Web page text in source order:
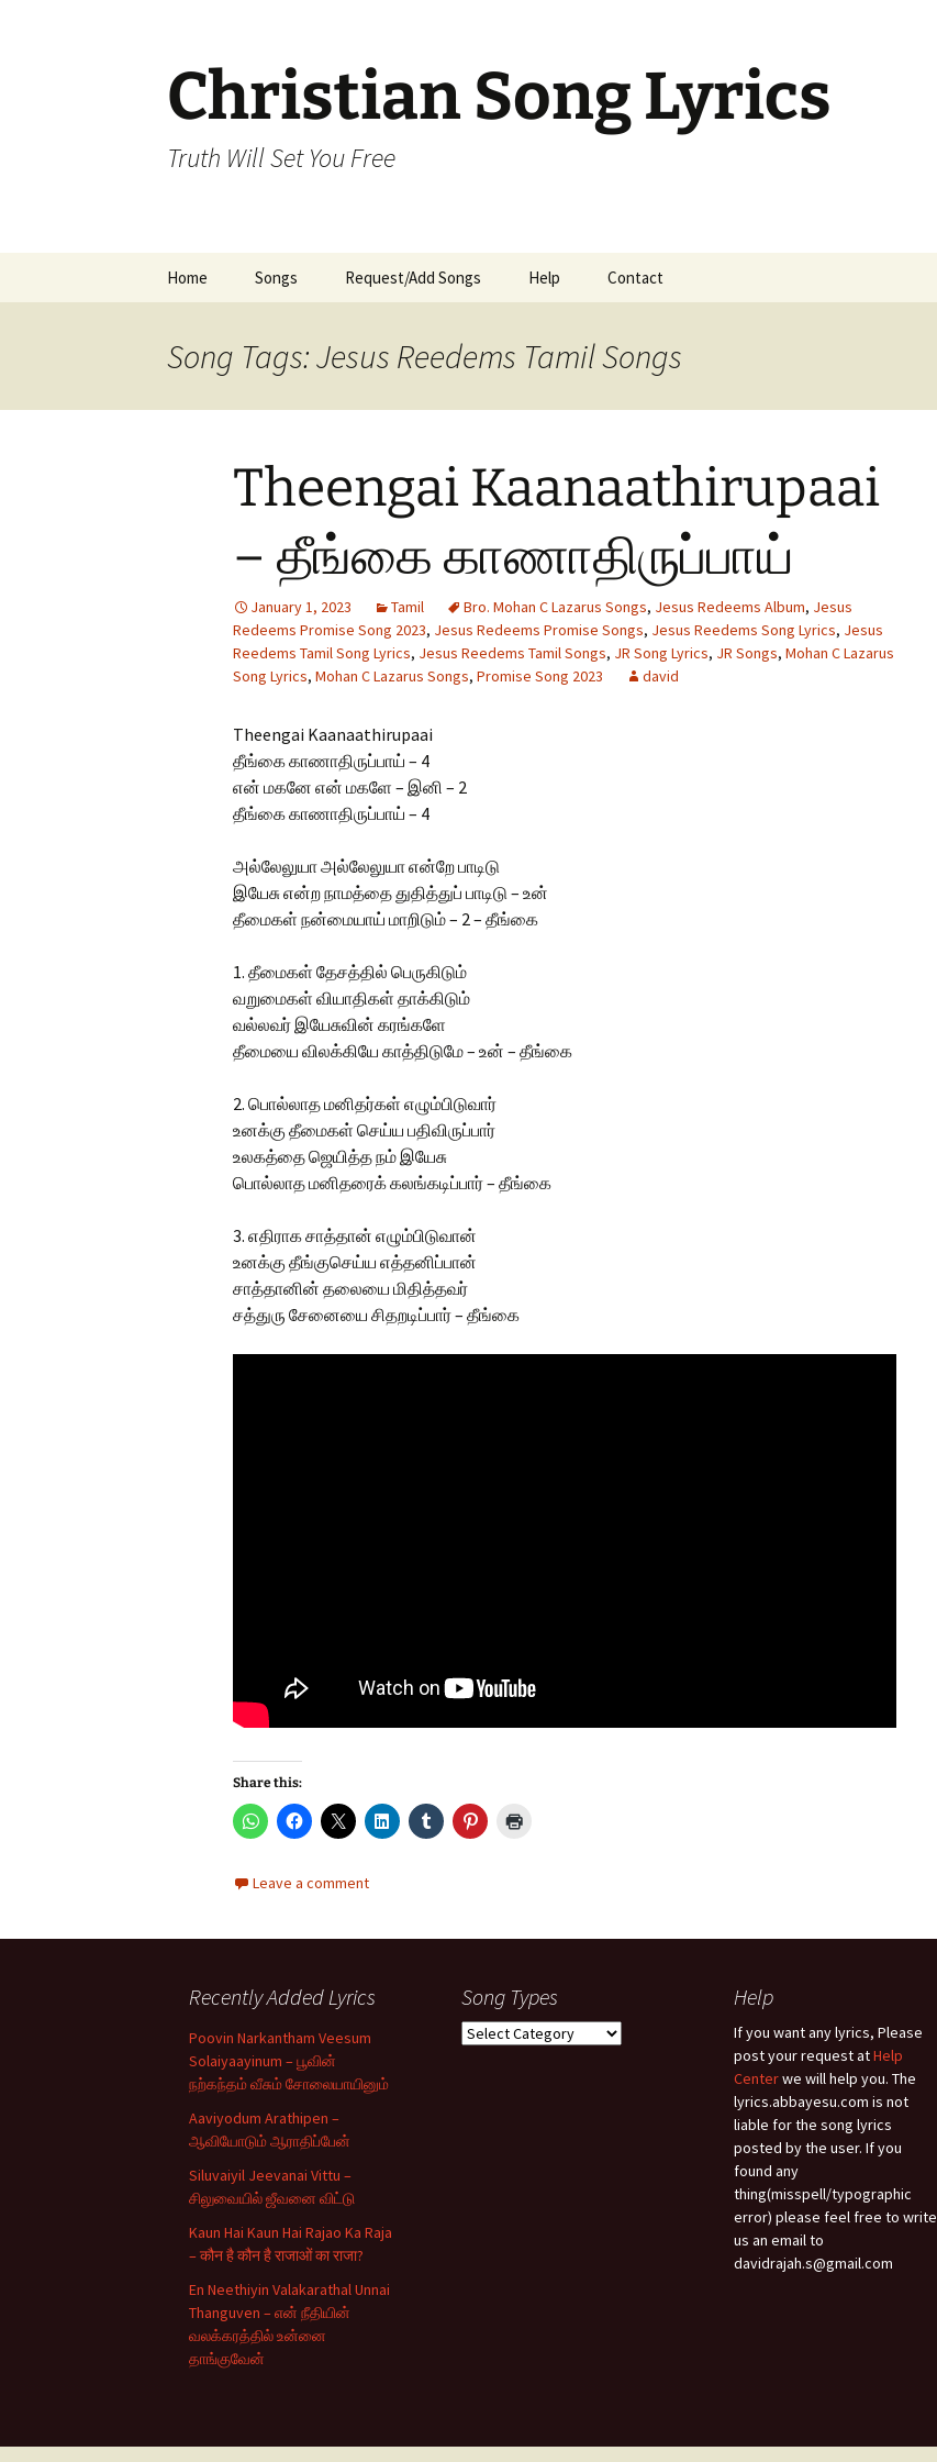
Christian Song Lyrics
Truth Will Set You Free
Home Songs
Malayalam Songs
Telugu Songs
English Songs English Sunday Class
Request/Add Songs Help Contact
Song Tags: Jesus Reedems Tamil Songs
Theengai Kaanaathirupaai
– தீங்கை காணாதிருப்பாய்
January 1, 2023 Tamil Bro. Mohan C Lazarus Songs, Jesus Redeems Album, Jesus
Redeems Promise Song 2023, Jesus Redeems Promise Songs, Jesus Reedems Song Lyrics, Jesus
Reedems Tamil Song Lyrics, Jesus Reedems Tamil Songs, JR Song Lyrics, JR Songs, Mohan C Lazarus
Song Lyrics, Mohan C Lazarus Songs, Promise Song 2023 david
Theengai Kaanaathirupaai
தீங்கை காணாதிருப்பாய் – 4
என் மகனே என் மகளே – இனி – 2
தீங்கை காணாதிருப்பாய் – 4
அல்லேலுயா அல்லேலுயா என்றே பாடிடு
இயேசு என்ற நாமத்தை துதித்துப் பாடிடு – உன்
தீமைகள் நன்மையாய் மாறிடும் – 2 – தீங்கை
1. தீமைகள் தேசத்தில் பெருகிடும்
வறுமைகள் வியாதிகள் தாக்கிடும்
வல்லவர் இயேசுவின் கரங்களே
தீமையை விலக்கியே காத்திடுமே – உன் – தீங்கை
2. பொல்லாத மனிதர்கள் எழும்பிடுவார்
உனக்கு தீமைகள் செய்ய பதிவிருப்பார்
உலகத்தை ஜெயித்த நம் இயேசு
பொல்லாத மனிதரைக் கலங்கடிப்பார் – தீங்கை
3. எதிராக சாத்தான் எழும்பிடுவான்
உனக்கு தீங்குசெய்ய எத்தனிப்பான்
சாத்தானின் தலையை மிதித்தவர்
சத்துரு சேனையை சிதறடிப்பார் – தீங்கை
Share this:
Leave a comment
Recently Added Lyrics
Poovin Narkantham Veesum
Solaiyaayinum – பூவின்
நற்கந்தம் வீசும் சோலையாயினும்
Aaviyodum Arathipen –
ஆவியோடும் ஆராதிப்பேன்
Siluvaiyil Jeevanai Vittu –
சிலுவையில் ஜீவனை விட்டு
Kaun Hai Kaun Hai Rajao Ka Raja
– कौन है कौन है राजाओं का राजा?
En Neethiyin Valakarathal Unnai
Thanguven – என் நீதியின்
வலக்கரத்தில் உன்னை
தாங்குவேன்
Song Types
Song
Help
If you want any lyrics, Please
post your request atHelp
Centerwe will help you. The
lyrics.abbayesu.com is not
liable for the song lyrics
posted by the user. If you
found any
thing(misspell/typographic
error) please feel free to write
us an email to
davidrajah.s@gmail.com